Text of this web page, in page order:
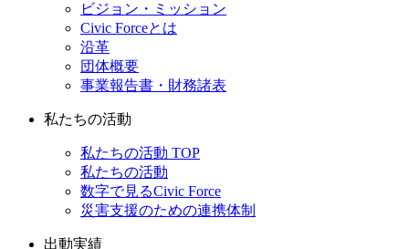
ビジョン・ミッション
Civic Forceとは
沿革
団体概要
事業報告書・財務諸表
私たちの活動
私たちの活動 TOP
私たちの活動
数字で見るCivic Force
災害支援のための連携体制
出動実績